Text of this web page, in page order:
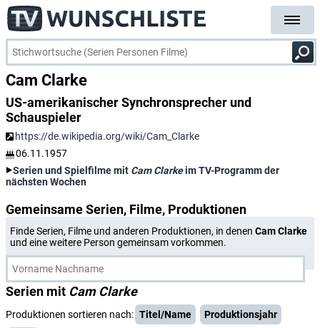
Cam Clarke
US-amerikanischer Synchronsprecher und
Schauspieler
https://de.wikipedia.org/wiki/Cam_Clarke
06.11.1957
Serien und Spielfilme mit Cam Clarkeim TV-Programm der
nächsten Wochen
Gemeinsame Serien, Filme, Produktionen
Finde Serien, Filme und anderen Produktionen, in denen Cam Clarke
und eine weitere Person gemeinsam vorkommen.
Serien mit Cam Clarke
Produktionen sortieren nach: Titel/Name
Produktionsjahr